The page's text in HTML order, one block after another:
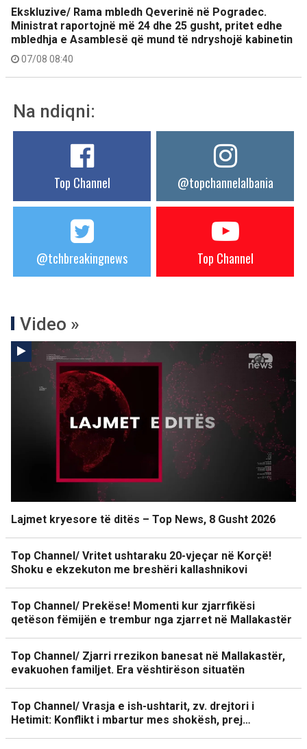
Ekskluzive/ Rama mbledh Qeverinë në Pogradec.
Ministrat raportojnë më 24 dhe 25 gusht, pritet edhe
mbledhja e Asamblesë që mund të ndryshojë kabinetin
07/08 08:40
Na ndiqni:
Top Channel @topchannelalbania
@tchbreakingnews Top Channel
Video »
Lajmet kryesore të ditës – Top News, 8 Gusht 2026
Top Channel/ Vritet ushtaraku 20-vjeçar në Korçë!
Shoku e ekzekuton me breshëri kallashnikovi
Top Channel/ Prekëse! Momenti kur zjarrfikësi
qetëson fëmijën e trembur nga zjarret në Mallakastër
Top Channel/ Zjarri rrezikon banesat në Mallakastër,
evakuohen familjet. Era vështirëson situatën
Top Channel/ Vrasja e ish-ushtarit, zv. drejtori i
Hetimit: Konflikt i mbartur mes shokësh, prej…